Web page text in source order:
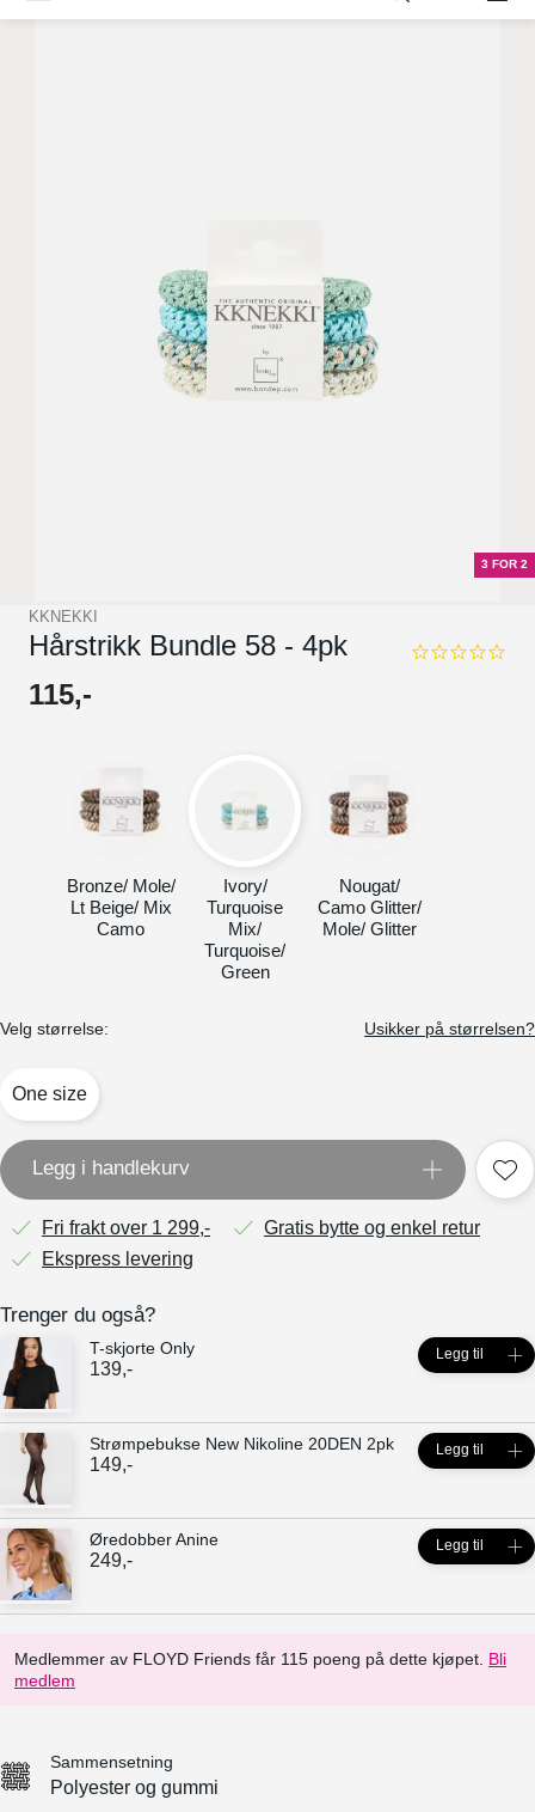
3 FOR 2
KKNEKKI
Hårstrikk Bundle 58 - 4pk
0.0
115,-
Bronze/ Mole/
Lt Beige/ Mix
Camo
Ivory/
Turquoise
Mix/
Turquoise/
Green
Nougat/
Camo Glitter/
Mole/ Glitter
Velg størrelse: Usikker på størrelsen?
One size
Legg i handlekurv
Fri frakt over 1 299,-
Gratis bytte og enkel retur
Ekspress levering
Medlemmer av FLOYD Friends får 115 poeng på dette kjøpet. Bli
medlem
Trenger du også?
T-skjorte Only
139,-
Legg til
Strømpebukse New Nikoline 20DEN 2pk
149,-
Legg til
Øredobber Anine
249,-
Legg til
Sammensetning
Polyester og gummi